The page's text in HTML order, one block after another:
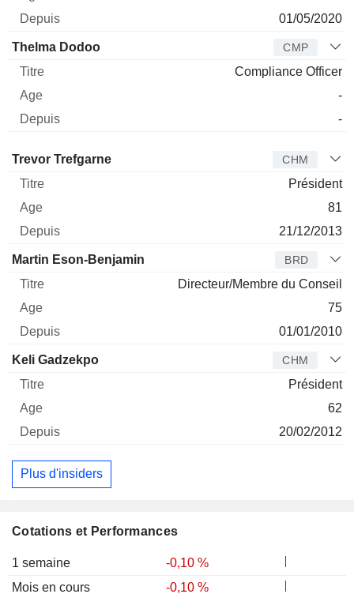
Cotations et Performances
1 semaine
-0,10 %
Mois en cours
-0,10 %
01/05/2020
Thelma Dodoo CMP
Compliance Officer
-
-
Administrateur Titre
Trevor Trefgarne CHM
Président
81
21/12/2013
Martin Eson-Benjamin BRD
Directeur/Membre du Conseil
75
01/01/2010
Keli Gadzekpo CHM
Président
62
20/02/2012
Plus d'insiders